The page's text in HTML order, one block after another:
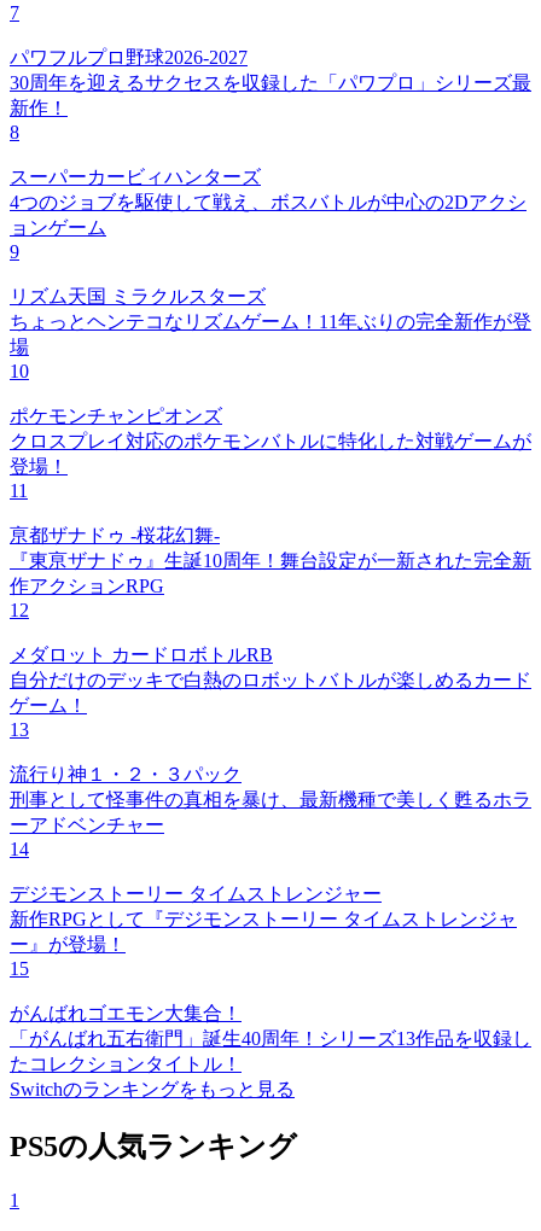
7
パワフルプロ野球2026-2027
30周年を迎えるサクセスを収録した「パワプロ」シリーズ最
新作！
8
スーパーカービィハンターズ
4つのジョブを駆使して戦え、ボスバトルが中心の2Dアクシ
ョンゲーム
9
リズム天国 ミラクルスターズ
ちょっとヘンテコなリズムゲーム！11年ぶりの完全新作が登
場
10
ポケモンチャンピオンズ
クロスプレイ対応のポケモンバトルに特化した対戦ゲームが
登場！
11
亰都ザナドゥ -桜花幻舞-
『東亰ザナドゥ』生誕10周年！舞台設定が一新された完全新
作アクションRPG
12
メダロット カードロボトルRB
自分だけのデッキで白熱のロボットバトルが楽しめるカード
ゲーム！
13
流行り神１・２・３パック
刑事として怪事件の真相を暴け、最新機種で美しく甦るホラ
ーアドベンチャー
14
デジモンストーリー タイムストレンジャー
新作RPGとして『デジモンストーリー タイムストレンジャ
ー』が登場！
15
がんばれゴエモン大集合！
「がんばれ五右衛門」誕生40周年！シリーズ13作品を収録し
たコレクションタイトル！
Switchのランキングをもっと見る
PS5の人気ランキング
1